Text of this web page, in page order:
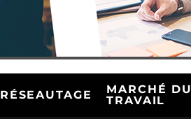
RÉSEAUTAGE
MARCHÉ DU
TRAVAIL